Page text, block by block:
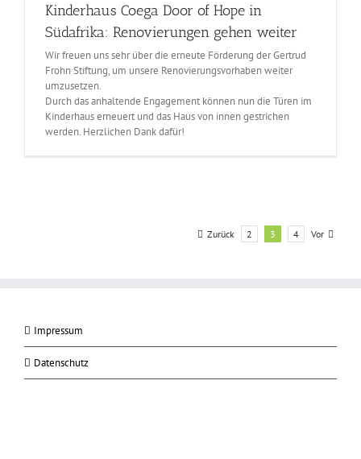
Kinderhaus Coega Door of Hope in
Südafrika: Renovierungen gehen weiter
Wir freuen uns sehr über die erneute Förderung der Gertrud
Frohn Stiftung, um unsere Renovierungsvorhaben weiter
umzusetzen.
Durch das anhaltende Engagement können nun die Türen im
Kinderhaus erneuert und das Haus von innen gestrichen
werden. Herzlichen Dank dafür!
Zurück 2 3 4 Vor
Impressum
Datenschutz